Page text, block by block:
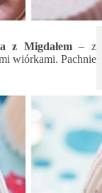
z Migdałem– z
wiórkami. Pachnie